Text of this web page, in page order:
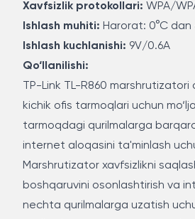
Xavfsizlik protokollari: WPA/
Ishlash muhiti: Harorat: 0°C
Ishlash kuchlanishi: 9V/0.6A
Qo‘llanilishi:
TP-Link TL-R860 marshrutizatori
kichik ofis tarmoqlari uchun
tarmoqdagi qurilmalarga
internet aloqasini ta'minlash
Marshrutizator xavfsizlikni
boshqaruvini osonlashtirish va
nechta qurilmalarga uzatish